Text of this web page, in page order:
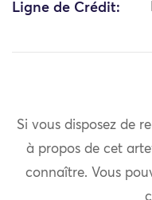
Ligne de Crédit:
Si vous disposez de
à propos de cet
connaître. Vous